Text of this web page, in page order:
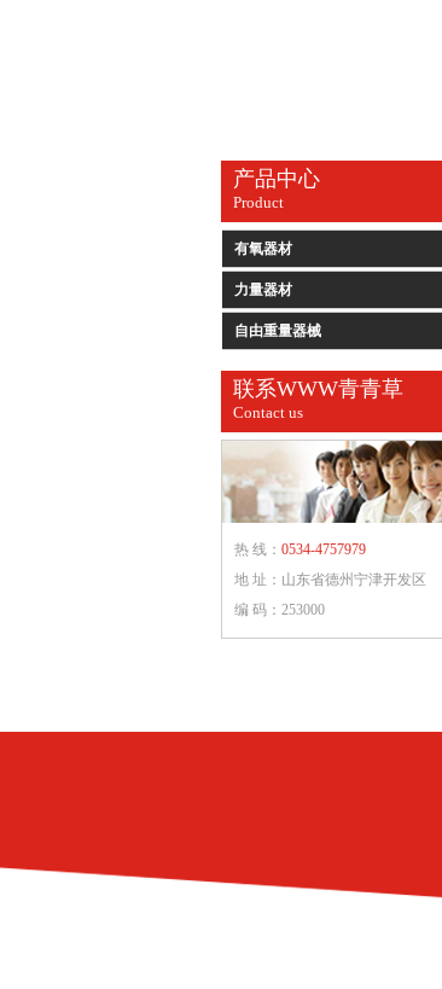
产品中心
Product
有氧器材
力量器材
自由重量器械
联系WWW青青草
Contact us
热 线： 0534-4757979
地 址：山东省德州宁津开发区
编 码：253000